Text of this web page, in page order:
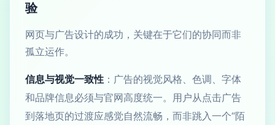
验
网页与广告设计的成功，关键在于它们的协同而非
孤立运作。
信息与视觉一致性 ：广告的视觉风格、色调、字体
和品牌信息必须与官网高度统一。用户从点击广告
到落地页的过渡应感觉自然流畅，而非跳入一个“陌